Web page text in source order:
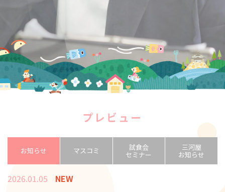
プレビュー
お知らせ マスコミ 試食会
セミナー
三河屋
お知らせ
2026.01.05 NEW